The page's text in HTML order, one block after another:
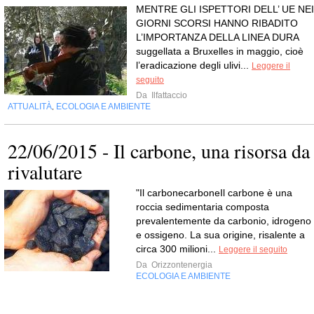
MENTRE GLI ISPETTORI DELL’ UE NEI
GIORNI SCORSI HANNO RIBADITO
L’IMPORTANZA DELLA LINEA DURA
suggellata a Bruxelles in maggio, cioè
l’eradicazione degli ulivi...
Leggere il
seguito
Da
Ilfattaccio
ATTUALITÀ ECOLOGIA E AMBIENTE
22/06/2015 - Il carbone, una risorsa da
rivalutare
"Il carbonecarboneIl carbone è una
roccia sedimentaria composta
prevalentemente da carbonio, idrogeno
e ossigeno. La sua origine, risalente a
circa 300 milioni...
Leggere il seguito
Da Orizzontenergia
ECOLOGIA E AMBIENTE